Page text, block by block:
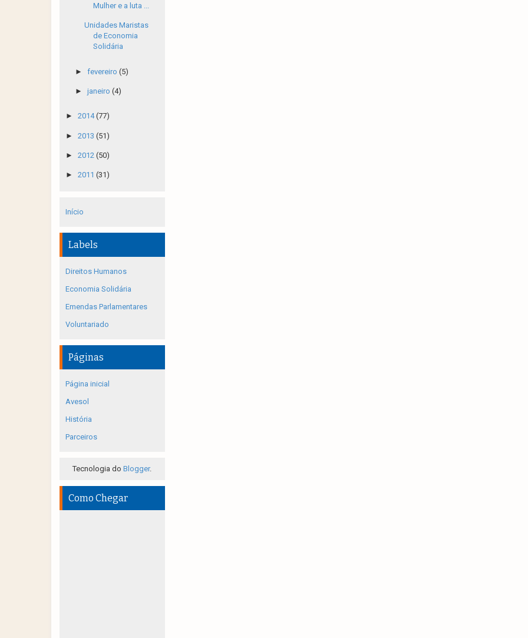
Mulher e a luta ...
Unidades Maristas
de Economia
Solidária
► fevereiro (5)
► janeiro (4)
► 2014(77)
► 2013 (51)
► 2012 (50)
► 2011 (31)
Início
Labels
Direitos Humanos
Economia Solidária
Emendas Parlamentares
Voluntariado
Páginas
Página inicial
Avesol
História
Parceiros
Tecnologia doBlogger.
Como Chegar